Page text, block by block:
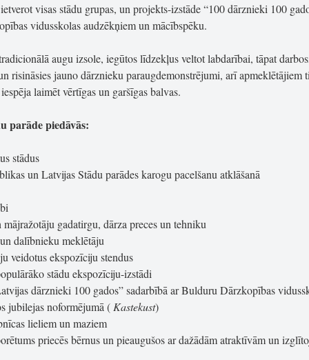
visas stādu grupas, un projekts-izstāde “100 dārznieki 100
vidusskolas audzēkņiem un mācībspēku.
augu izsole, iegūtos līdzekļus veltot labdarībai, tāpat
risināsies jauno dārznieku paraugdemonstrējumi, arī apmeklētājiem
laimēt vērtīgas un garšīgas balvas.
parāde piedāvās:
stādus
un Latvijas Stādu parādes karogu pacelšanu atklāšanā
gadatirgu, dārza preces un tehniku
dalībnieku meklētāju
veidotus ekspozīciju stendus
stādu ekspozīciju-izstādi
dārznieki 100 gados” sadarbībā ar Bulduru Dārzkopības
jubilejas noformējumā ( Kastekust)
lieliem un maziem
priecēs bērnus un pieaugušos ar dažādām atraktīvām un